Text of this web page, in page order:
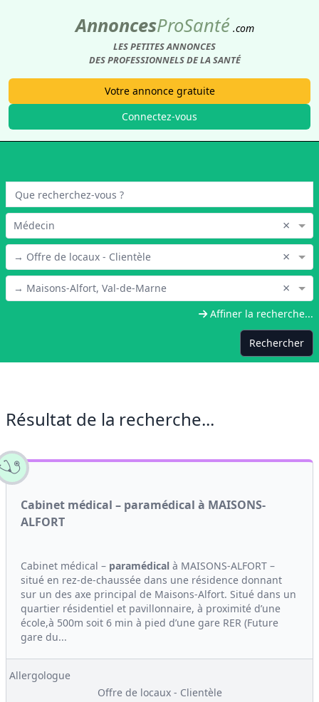
AnnoncesProSanté .com
LES PETITES ANNONCES
DES PROFESSIONNELS DE LA SANTÉ
Votre annonce gratuite
Connectez-vous
Médecin ×
→ Offre de locaux - Clientèle ×
→ Maisons-Alfort, Val-de-Marne ×
Affiner la recherche...
Rechercher
Résultat de la recherche...
Cabinet médical – paramédical à MAISONS-
ALFORT
Cabinet médical – paramédical à MAISONS-ALFORT –
situé en rez-de-chaussée dans une résidence donnant
sur un des axe principal de Maisons-Alfort. Situé dans un
quartier résidentiel et pavillonnaire, à proximité d’une
école,à 500m soit 6 min à pied d’une gare RER (Future
gare du...
Allergologue
Offre de locaux - Clientèle